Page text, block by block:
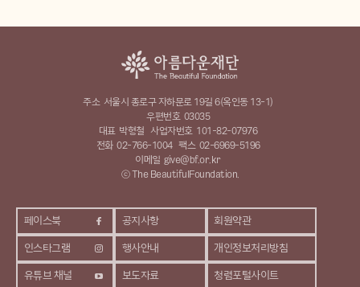
페이스북
인스타그램
유튜브 채널
공지사항
행사안내
보도자료
회원약관
개인정보처리방침
청렴포털사이트
주소 서울시 종로구 자하문로 19길 6(옥인동 13-1)
우편번호 03035
대표 박형철 사업자번호 101-82-07976
전화 02-766-1004 팩스 02-6969-5196
이메일 give@bf.or.kr
ⓒ The BeautifulFoundation.